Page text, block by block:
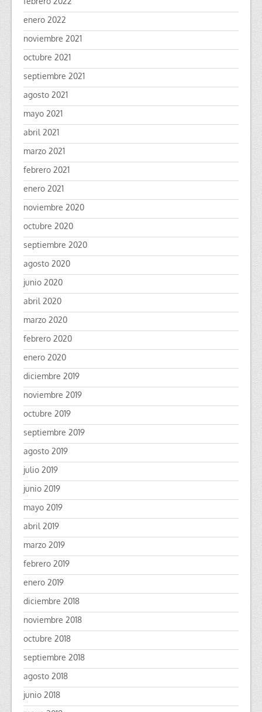
enero 2022
noviembre 2021
octubre 2021
septiembre 2021
agosto 2021
mayo 2021
abril 2021
marzo 2021
febrero 2021
enero 2021
noviembre 2020
octubre 2020
septiembre 2020
agosto 2020
junio 2020
abril 2020
marzo 2020
febrero 2020
enero 2020
diciembre 2019
noviembre 2019
octubre 2019
septiembre 2019
agosto 2019
julio 2019
junio 2019
mayo 2019
abril 2019
marzo 2019
febrero 2019
enero 2019
diciembre 2018
noviembre 2018
octubre 2018
septiembre 2018
agosto 2018
junio 2018